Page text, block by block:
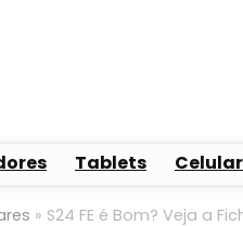
Tablets
» S24 FE é Bom? Veja a